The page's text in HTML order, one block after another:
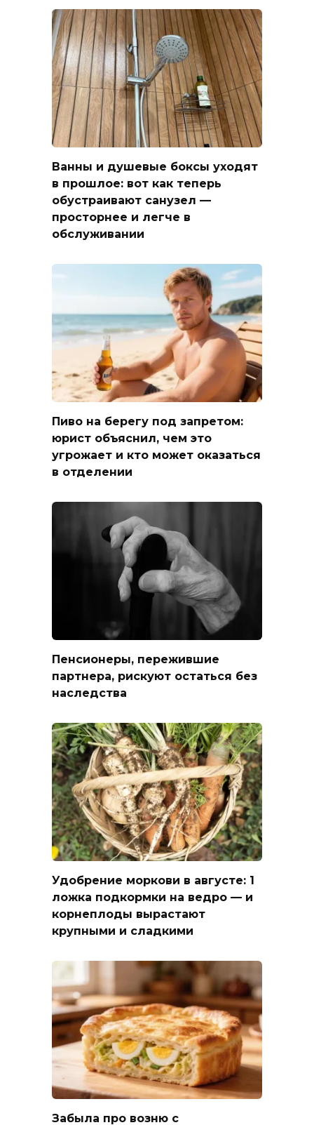
Ванны и душевые боксы уходят
в прошлое: вот как теперь
обустраивают санузел —
просторнее и легче в
обслуживании
Пиво на берегу под запретом:
юрист объяснил, чем это
угрожает и кто может оказаться
в отделении
Пенсионеры, пережившие
партнера, рискуют остаться без
наследства
Удобрение моркови в августе: 1
ложка подкормки на ведро — и
корнеплоды вырастают
крупными и сладкими
Забыла про возню с